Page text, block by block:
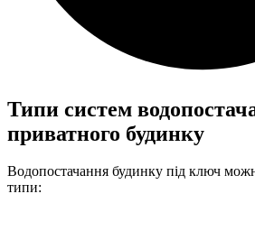
Типи систем
приватного будинку
Водопостачання будинку під ключ
типи: